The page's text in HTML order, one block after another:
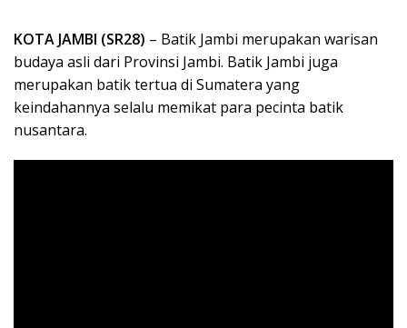
KOTA JAMBI (SR28) – Batik Jambi merupakan warisan
budaya asli dari Provinsi Jambi. Batik Jambi juga
merupakan batik tertua di Sumatera yang
keindahannya selalu memikat para pecinta batik
nusantara.